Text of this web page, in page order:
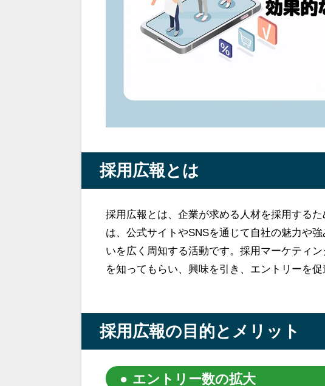
採用広報とは
採用広報とは、企業が求める人材を採用する
は、公式サイトやSNSを通じて自社の魅力や
いを広く周知する活動です。採用マーケティ
を知ってもらい、興味を引き、エントリーを促
採用広報の目的とメリット
エントリー数の拡大